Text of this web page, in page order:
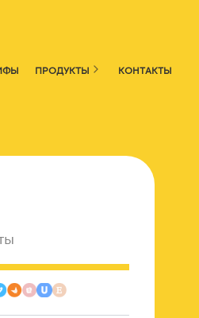
ПРОДУКТЫ КОНТАКТЫ